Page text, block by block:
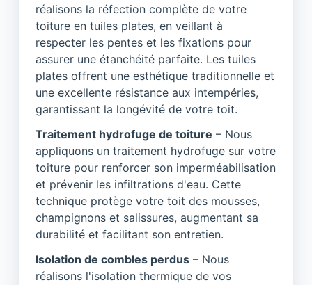
réalisons la réfection complète de votre
toiture en tuiles plates, en veillant à
respecter les pentes et les fixations pour
assurer une étanchéité parfaite. Les tuiles
plates offrent une esthétique traditionnelle et
une excellente résistance aux intempéries,
garantissant la longévité de votre toit.
Traitement hydrofuge de toiture – Nous
appliquons un traitement hydrofuge sur votre
toiture pour renforcer son imperméabilisation
et prévenir les infiltrations d'eau. Cette
technique protège votre toit des mousses,
champignons et salissures, augmentant sa
durabilité et facilitant son entretien.
Isolation de combles perdus – Nous
réalisons l'isolation thermique de vos